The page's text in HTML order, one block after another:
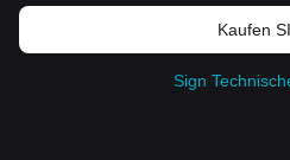
Kaufen
Sign